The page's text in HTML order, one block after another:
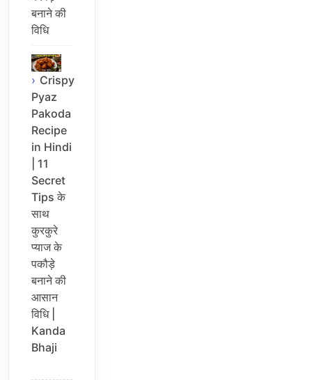
बनाने की
विधि
Crispy
Pyaz
Pakoda
Recipe
in Hindi
| 11
Secret
Tips के
साथ
कुरकुरे
प्याज के
पकौड़े
बनाने की
आसान
विधि |
Kanda
Bhaji